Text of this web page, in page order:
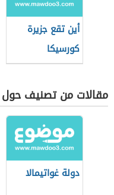
أين تقع جزيرة
كورسيكا
مقالات من تصنيف حول
دولة غواتيمالا